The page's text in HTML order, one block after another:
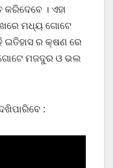
କରିଦେବେ । ଏହା
ମଧ୍ୟ ଗୋଟେ
ଇତିହାସ ର କ୍ଷଣ ରେ
ଗୋଟେ ମଜଦୁର ଓ ଭଲ
: